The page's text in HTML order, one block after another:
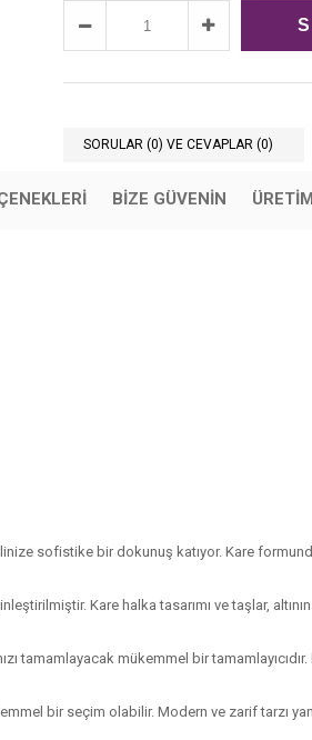
SORULAR (0) VE CEVAPLAR (0)
BIZE GÜVENIN
sofistike bir dokunuş katıyor. Kare
Kare halka tasarımı ve taşlar,
tamamlayacak mükemmel bir
bir seçim olabilir. Modern ve zarif tarzı